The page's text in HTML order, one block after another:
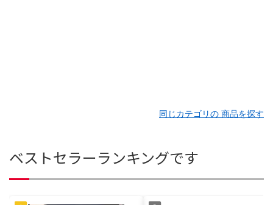
同じカテゴリの 商品を探す
ベストセラーランキングです